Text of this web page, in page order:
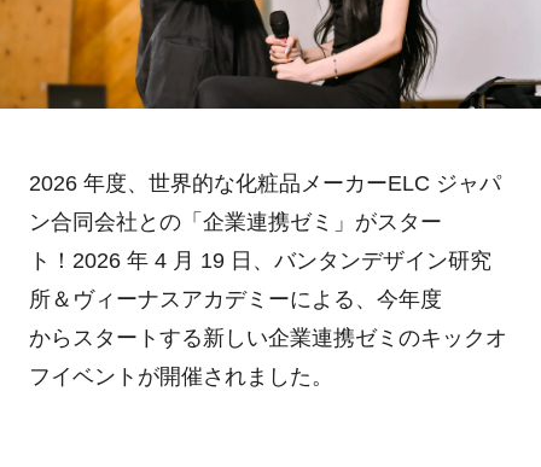
2026 年度、世界的な化粧品メーカーELC ジャパ
ン合同会社との「企業連携ゼミ」がスター
ト！2026 年 4 月 19 日、バンタンデザイン研究
所＆ヴィーナスアカデミーによる、今年度
からスタートする新しい企業連携ゼミのキックオ
フイベントが開催されました。